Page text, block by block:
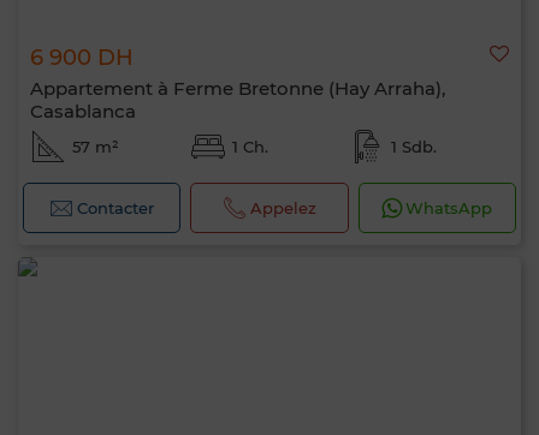
6 900 DH
Appartement à Ferme Bretonne (Hay Arraha),
Casablanca
57 m² 1 Ch. 1 Sdb.
Contacter Appelez WhatsApp